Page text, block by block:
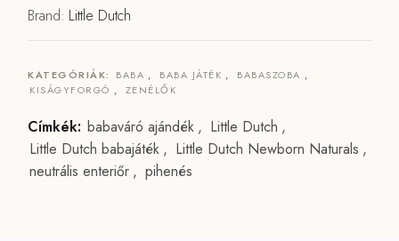
Brand: Little Dutch
KATEGÓRIÁK: BABA , BABA JÁTÉK , BABASZOBA ,
KISÁGYFORGÓ , ZENÉLŐK
Címkék: babaváró ajándék , Little Dutch ,
Little Dutch babajáték , Little Dutch Newborn Naturals ,
neutrális enteriőr , pihenés